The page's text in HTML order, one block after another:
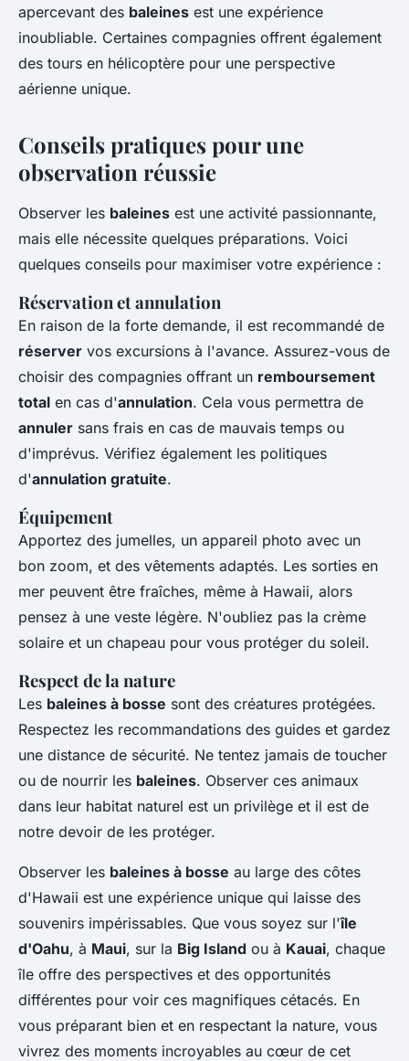
apercevant des baleines est une expérience
inoubliable. Certaines compagnies offrent également
des tours en hélicoptère pour une perspective
aérienne unique.
Conseils pratiques pour une
observation réussie
Observer les baleines est une activité passionnante,
mais elle nécessite quelques préparations. Voici
quelques conseils pour maximiser votre expérience :
Réservation et annulation
En raison de la forte demande, il est recommandé de
réserver vos excursions à l'avance. Assurez-vous de
choisir des compagnies offrant un remboursement
total en cas d'annulation. Cela vous permettra de
annuler sans frais en cas de mauvais temps ou
d'imprévus. Vérifiez également les politiques
d'annulation gratuite.
Équipement
Apportez des jumelles, un appareil photo avec un
bon zoom, et des vêtements adaptés. Les sorties en
mer peuvent être fraîches, même à Hawaii, alors
pensez à une veste légère. N'oubliez pas la crème
solaire et un chapeau pour vous protéger du soleil.
Respect de la nature
Les baleines à bosse sont des créatures protégées.
Respectez les recommandations des guides et gardez
une distance de sécurité. Ne tentez jamais de toucher
ou de nourrir les baleines. Observer ces animaux
dans leur habitat naturel est un privilège et il est de
notre devoir de les protéger.
Observer les baleines à bosse au large des côtes
d'Hawaii est une expérience unique qui laisse des
souvenirs impérissables. Que vous soyez sur l'île
d'Oahu, à Maui, sur la Big Island ou à Kauai, chaque
île offre des perspectives et des opportunités
différentes pour voir ces magnifiques cétacés. En
vous préparant bien et en respectant la nature, vous
vivrez des moments incroyables au cœur de cet